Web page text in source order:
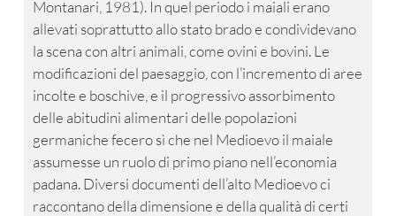
Montanari, 1981). In quel periodo i maiali erano
allevati soprattutto allo stato brado e condividevano
la scena con altri animali, come ovini e bovini. Le
modificazioni del paesaggio, con l’incremento di aree
incolte e boschive, e il progressivo assorbimento
delle abitudini alimentari delle popolazioni
germaniche fecero sì che nel Medioevo il maiale
assumesse un ruolo di primo piano nell’economia
padana. Diversi documenti dell’alto Medioevo ci
raccontano della dimensione e della qualità di certi